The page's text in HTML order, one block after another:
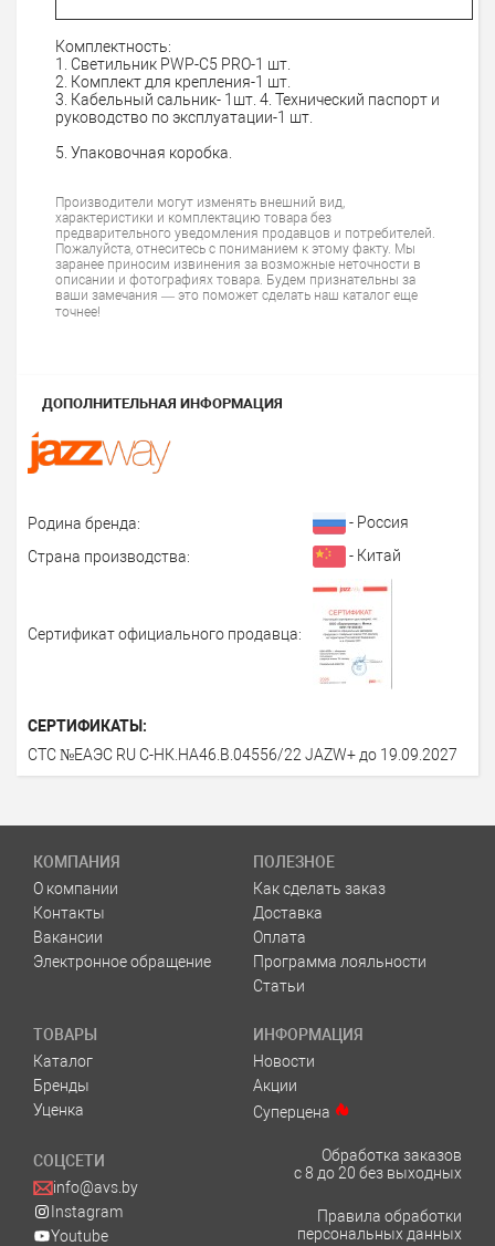
Комплектность:
1. Светильник PWP-C5 PRO-1 шт.
2. Комплект для крепления-1 шт.
3. Кабельный сальник- 1шт. 4. Технический паспорт и
руководство по эксплуатации-1 шт.
5. Упаковочная коробка.
Производители могут изменять внешний вид,
характеристики и комплектацию товара без
предварительного уведомления продавцов и потребителей.
Пожалуйста, отнеситесь с пониманием к этому факту. Мы
заранее приносим извинения за возможные неточности в
описании и фотографиях товара. Будем признательны за
ваши замечания — это поможет сделать наш каталог еще
точнее!
ДОПОЛНИТЕЛЬНАЯ ИНФОРМАЦИЯ
Родина бренда:
- Россия
Страна производства:
- Китай
Сертификат официального продавца:
СЕРТИФИКАТЫ:
СТС №ЕАЭС RU С-НК.НА46.B.04556/22 JAZW+ до 19.09.2027
КОМПАНИЯ
О компании
Контакты
Вакансии
Электронное обращение
ПОЛЕЗНОЕ
Как сделать заказ
Доставка
Оплата
Программа лояльности
Статьи
ТОВАРЫ
Каталог
Бренды
Уценка
ИНФОРМАЦИЯ
Новости
Акции
Суперцена
СОЦСЕТИ
info@avs.by
Instagram
Youtube
Обработка заказов
с 8 до 20 без выходных
Правила обработки
персональных данных